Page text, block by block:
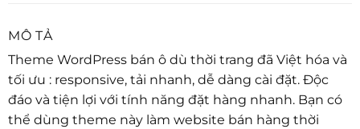
MÔ TẢ
Theme WordPress bán ô dù thời trang đã Việt hóa và
tối ưu : responsive, tải nhanh, dễ dàng cài đặt. Độc
đáo và tiện lợi với tính năng đặt hàng nhanh. Bạn có
thể dùng theme này làm website bán hàng thời